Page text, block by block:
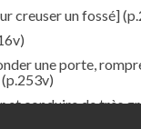
creuser un fossé]
une porte,
(p.253v)
conduire de très